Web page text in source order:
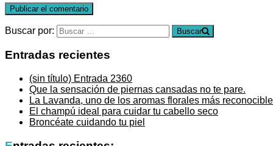
Buscar por: Buscar
Entradas recientes
(sin título) Entrada 2360
Que la sensación de piernas cansadas no te pare.
La Lavanda, uno de los aromas florales más
El champú ideal para cuidar tu cabello seco
Broncéate cuidando tu piel